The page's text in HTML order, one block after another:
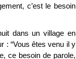
c’est le besoin
dans un village en
: “Vous êtes venu il y
ce besoin de parole,